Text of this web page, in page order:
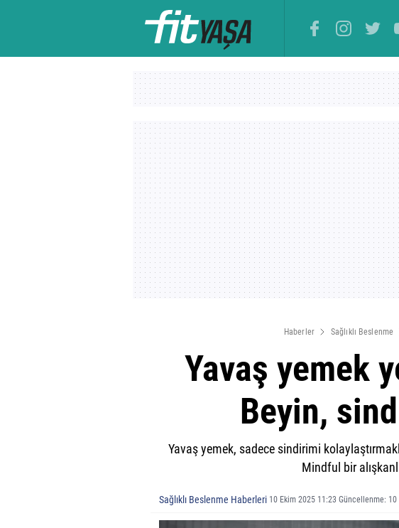
Haberler Sağlıklı Beslenme
Yavaş yemek
Beyin,
Yavaş yemek, sadece sindirimi
Mindful bir
Sağlıklı Beslenme Haberleri 10 Ekim 2025 11:23 Güncellenme: